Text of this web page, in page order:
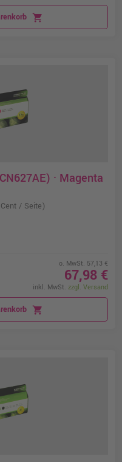
shopping_cart
· Magenta
/ Seite)
o. MwSt. 57,13 €
67,98 €
inkl. MwSt. zzgl. Versand
shopping_cart